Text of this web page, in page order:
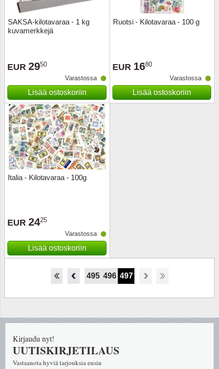
SAKSA-kilotavaraa - 1 kg
kuvamerkkejä
EUR 2950
Varastossa
Lisää ostoskoriin
Ruotsi - Kilotavaraa - 100 g
EUR 1680
Varastossa
Lisää ostoskoriin
Italia - Kilotavaraa - 100g
EUR 2425
Varastossa
Lisää ostoskoriin
493 494 495 496 497
Kirjaudu nyt!
UUTISKIRJETILAUS
Vastaanota hyviä tarjouksia ensin